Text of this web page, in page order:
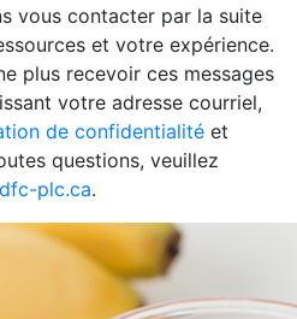
vous contacter par la suite
et votre expérience.
plus recevoir ces messages
votre adresse courriel,
de confidentialité et
questions, veuillez
plc.ca.